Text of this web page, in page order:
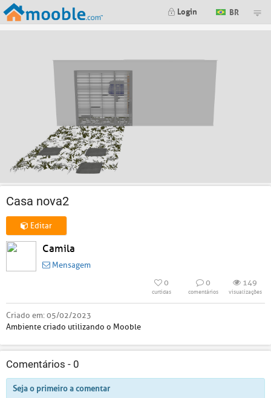
Login BR
Casa nova2
Editar
Camila
Mensagem
0
curtidas
0
comentários
149
visualizações
Criado em:05/02/2023
Ambiente criado utilizando o Mooble
Comentários - 0
Seja o primeiro a comentar